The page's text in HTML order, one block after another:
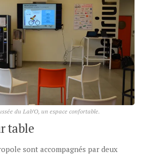
du Lab’O, un espace confortable.
table
sont accompagnés par deux